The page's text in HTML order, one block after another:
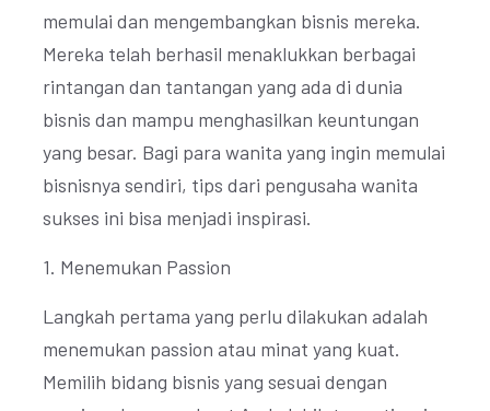
memulai dan mengembangkan bisnis mereka.
Mereka telah berhasil menaklukkan berbagai
rintangan dan tantangan yang ada di dunia
bisnis dan mampu menghasilkan keuntungan
yang besar. Bagi para wanita yang ingin memulai
bisnisnya sendiri, tips dari pengusaha wanita
sukses ini bisa menjadi inspirasi.
1. Menemukan Passion
Langkah pertama yang perlu dilakukan adalah
menemukan passion atau minat yang kuat.
Memilih bidang bisnis yang sesuai dengan